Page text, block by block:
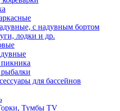
с надувным бортом
лодки и др.
для бассейнов
Тумбы TV